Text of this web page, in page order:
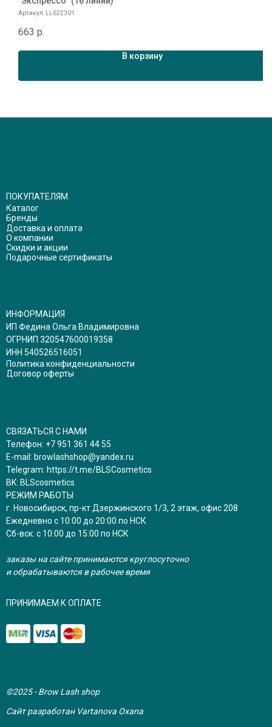
Артикул: LL622301
663 р.
В корзину
ПОКУПАТЕЛЯМ
Каталог
Бренды
Доставка и оплата
О компании
Скидки и акции
Подарочные сертификаты
ИНФОРМАЦИЯ
ИП Федина Ольга Владимировна
ОГРНИП 320547600019358
ИНН 540526516051
Политика конфиденциальности
Договор оферты
СВЯЗАТЬСЯ С НАМИ
Телефон: +7 951 361 44 55
E-mail: browlashshop@yandex.ru
Telegram: https://t.me/BLSCosmetics
BK: BLScosmetics
РЕЖИМ РАБОТЫ
г. Новосибирск, пр-кт Дзержинского 1/3, 2 этаж, офис 208
Ежедневно с 10:00 до 20:00 по НСК
Сб-вск: с 10:00 до 15:00 по НСК
заказы на сайте принимаются круглосуточно
и обрабатываются в рабочее время
ПРИНИМАЕМ К ОПЛАТЕ
©2025 - Brow Lash shop
Сайт разработан Vartanova Oxana